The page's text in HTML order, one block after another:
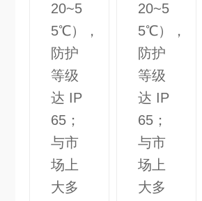
20~5
5℃），
防护
等级
达 IP
65；
与市
场上
大多
20~5
5℃），
防护
等级
达 IP
65；
与市
场上
大多